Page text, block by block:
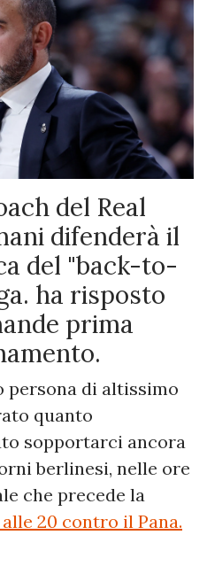
del Real
difenderà il
del "back-to-
ha risposto
prima
persona di altissimo
quanto
sopportarci ancora
berlinesi, nelle ore
che precede la
20 contro il Pana.